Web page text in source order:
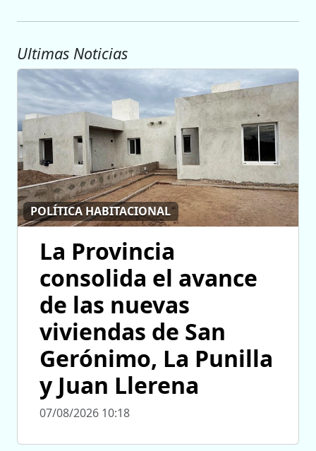
Ultimas Noticias
POLÍTICA HABITACIONAL
La Provincia
consolida el avance
de las nuevas
viviendas de San
Gerónimo, La Punilla
y Juan Llerena
07/08/2026 10:18